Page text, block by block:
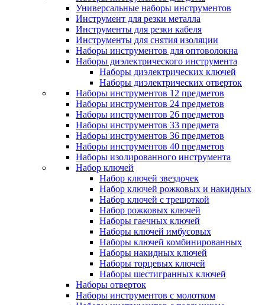
Универсальные наборы инструментов
Инструмент для резки металла
Инструменты для резки кабеля
Инструменты для снятия изоляции
Наборы инструментов для оптоволокна
Наборы диэлектрического инструмента
Наборы диэлектрических ключей
Наборы диэлектрических отверток
Наборы инструментов 12 предметов
Наборы инструментов 24 предметов
Наборы инструментов 26 предметов
Наборы инструментов 33 предмета
Наборы инструментов 36 предметов
Наборы инструментов 40 предметов
Наборы изолированного инструмента
Набор ключей
Набор ключей звездочек
Набор ключей рожковых и накидных
Набор ключей с трещоткой
Набор рожковых ключей
Наборы гаечных ключей
Наборы ключей имбусовых
Наборы ключей комбинированных
Наборы накидных ключей
Наборы торцевых ключей
Наборы шестигранных ключей
Наборы отверток
Наборы инструментов с молотком